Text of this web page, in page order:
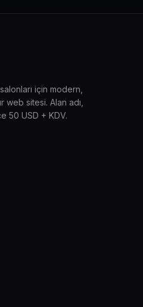
için modern,
web sitesi. Alan adı,
50 USD + KDV.